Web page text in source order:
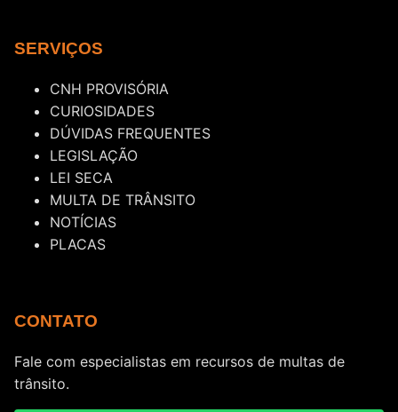
SERVIÇOS
CNH PROVISÓRIA
CURIOSIDADES
DÚVIDAS FREQUENTES
LEGISLAÇÃO
LEI SECA
MULTA DE TRÂNSITO
NOTÍCIAS
PLACAS
CONTATO
Fale com especialistas em recursos de multas de
trânsito.